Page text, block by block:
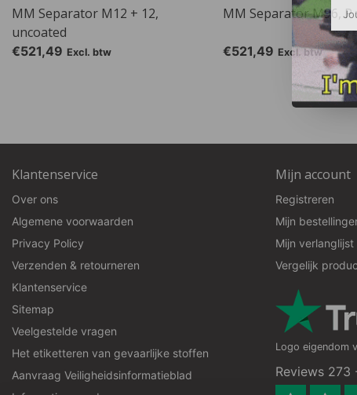
MM Separator M12 + 12,
uncoated
€521,49 Excl. btw
MM Separator M96, P
€521,49 Excl. btw
Klantenservice
Over ons
Algemene voorwaarden
Privacy Policy
Verzenden & retourneren
Klantenservice
Sitemap
Veelgestelde vragen
Het etiketteren van gevaarlijke stoffen
Aanvraag Veiligheidsinformatieblad
Mijn account
Registreren
Mijn
Mijn verlanglijst
Vergelijk
Logo eigendom
Reviews 273